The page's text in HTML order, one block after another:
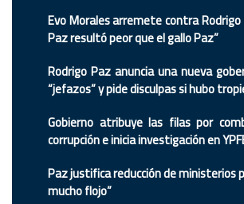
Evo Morales arremete contra Rodrigo
Paz resultó peor que el gallo Paz”
Rodrigo Paz anuncia una nueva
“jefazos” y pide disculpas si hubo
Gobierno atribuye las filas por
corrupción e inicia investigación en
Paz justifica reducción de ministerios
mucho flojo”